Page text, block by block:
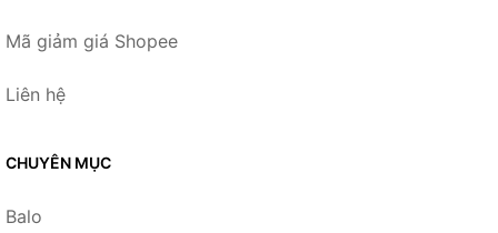
Mã giảm giá Shopee
Liên hệ
CHUYÊN MỤC
Balo